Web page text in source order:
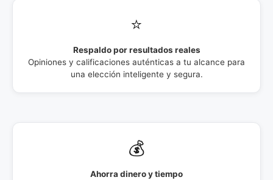
⭐
Respaldo por resultados reales
Opiniones y calificaciones auténticas a tu alcance para
una elección inteligente y segura.
💰
Ahorra dinero y tiempo